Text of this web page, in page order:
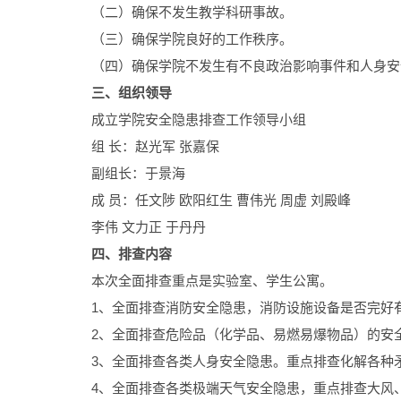
（二）确保不发生教学科研事故。
（三）确保学院良好的工作秩序。
（四）确保学院不发生有不良政治影响事件和人身
三、组织领导
成立学院安全隐患排查工作领导小组
组 长：赵光军 张嘉保
副组长：于景海
成 员：任文陟 欧阳红生 曹伟光 周虚 刘殿峰
李伟 文力正 于丹丹
四、排查内容
本次全面排查重点是实验室、学生公寓。
1、全面排查消防安全隐患，消防设施设备是否完
2、全面排查危险品（化学品、易燃易爆物品）的
3、全面排查各类人身安全隐患。重点排查化解各种
4、全面排查各类极端天气安全隐患，重点排查大